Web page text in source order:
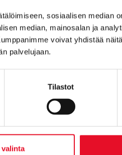
sosiaalisen median
median, mainosalan ja
voivat yhdistää
palvelujaan.
Tilastot
valinta